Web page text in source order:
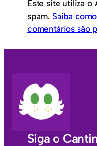
Este site utiliza o
spam. Saiba
comentários são
Siga o